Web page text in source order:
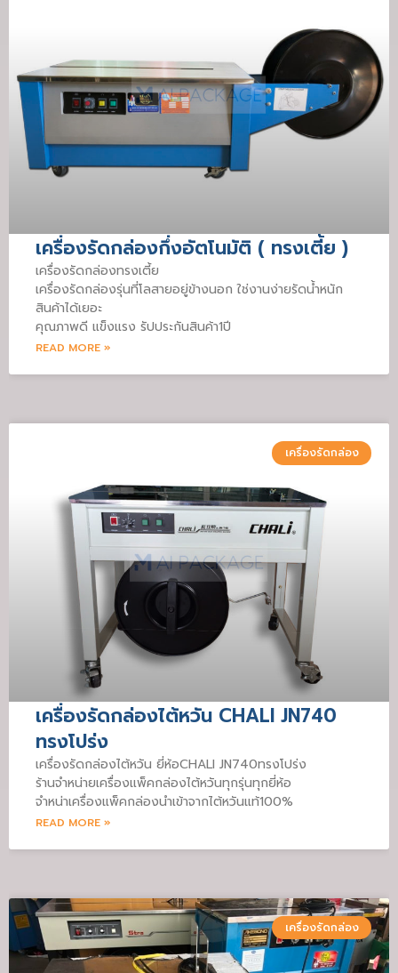
เครื่องรัดกล่องกึ่งอัตโนมัติ ( ทรงเตี้ย )
เครื่องรัดกล่องทรงเตี้ย
เครื่องรัดกล่องรุ่นที่โลสายอยู่ข้างนอก ใช่งานง่ายรัดน้ำหนัก
สินค้าได้เยอะ
คุณภาพดี แข็งแรง รัปประกันสินค้า1ปี
READ MORE »
เครื่องรัดกล่อง
เครื่องรัดกล่องไต้หวัน CHALI JN740
ทรงโปร่ง
เครื่องรัดกล่องไต้หวัน ยี่ห้อCHALI JN740ทรงโปร่ง
ร้านจำหน่ายเครื่องแพ็คกล่องไต้หวันทุกรุ่นทุกยี่ห้อ
จำหน่าเครื่องแพ็คกล่องนำเข้าจากไต้หวันแท้100%
READ MORE »
เครื่องรัดกล่อง